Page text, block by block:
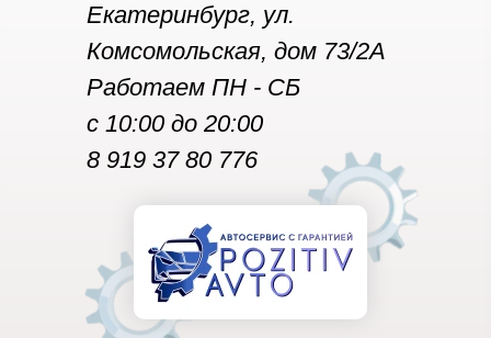
Екатеринбург, ул.
Комсомольская, дом 73/2А
Работаем ПН - СБ
с 10:00 до 20:00
8 919 37 80 776